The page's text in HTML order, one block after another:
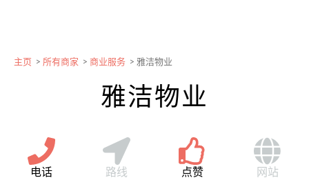
主页 > 所有商家 > 商业服务 > 雅洁物业
雅洁物业
电话 路线 点赞 网站